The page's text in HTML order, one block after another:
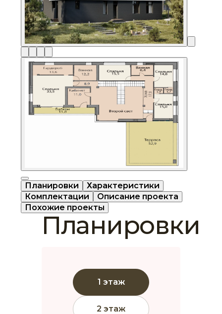
Планировки
Характеристики
Комплектации
Описание проекта
Похожие проекты
Планировки
1 этаж
2 этаж